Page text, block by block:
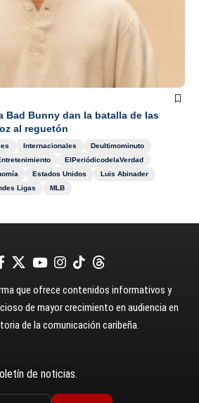
Bad Bunny dan la batalla de las
al reguetón
Internacionales
Deultimominuto
ElPeriódicodelaVerdad
Estados Unidos
Luis Abinader
Ligas MLB
que ofrece contenidos informativos y
de mayor crecimiento en audiencia en
de la comunicación caribeña.
de noticias.